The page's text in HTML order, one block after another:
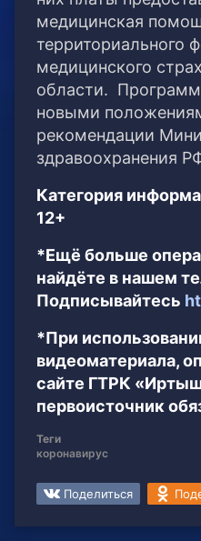
медицинская
территориального
медицинского
области.
новыми
рекомендации
здравоохранения
Категория
12+
*Ещё больше
найдёте в нашем
Подписывайтесь
*При
видеоматериала,
сайте ГТРК
первоисточник
Теги
коронавирус
Поделиться